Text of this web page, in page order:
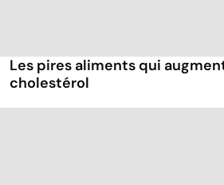
Les pires aliments qui
cholestérol